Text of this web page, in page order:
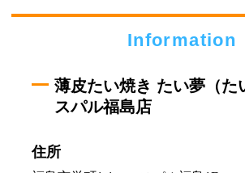
Information
薄皮たい焼き たい夢（
スパル福島店
住所